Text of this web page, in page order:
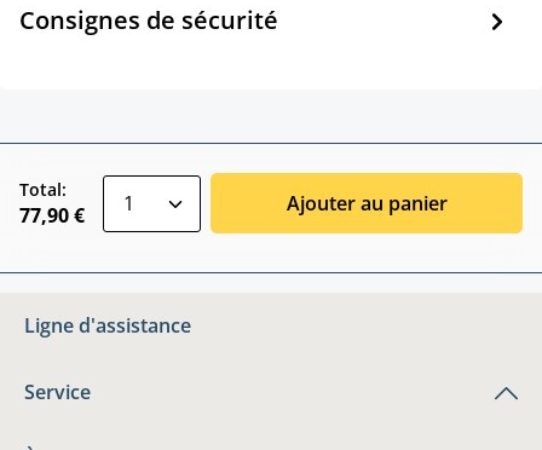
Consignes de sécurité
Total:
77,90 € Ajouter au panier
Ligne d'assistance
Service